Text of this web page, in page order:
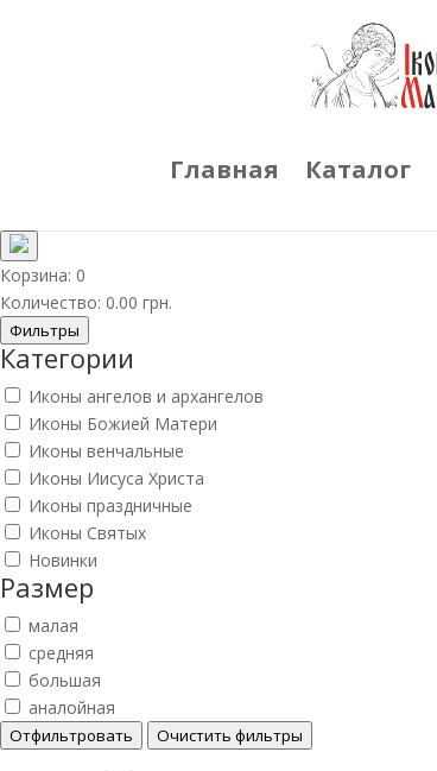
Главная Каталог
Корзина: 0
Количество: 0.00 грн.
Фильтры
Категории
Иконы ангелов и архангелов
Иконы Божией Матери
Иконы венчальные
Иконы Иисуса Христа
Иконы праздничные
Иконы Святых
Новинки
Размер
малая
средняя
большая
аналойная
Отфильтровать Очистить фильтры